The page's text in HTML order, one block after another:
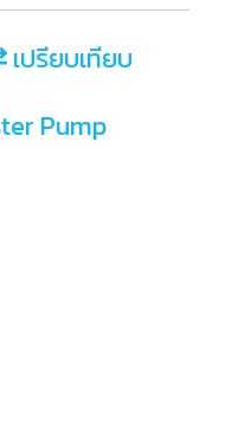
เปรียบเทียบ
Pump